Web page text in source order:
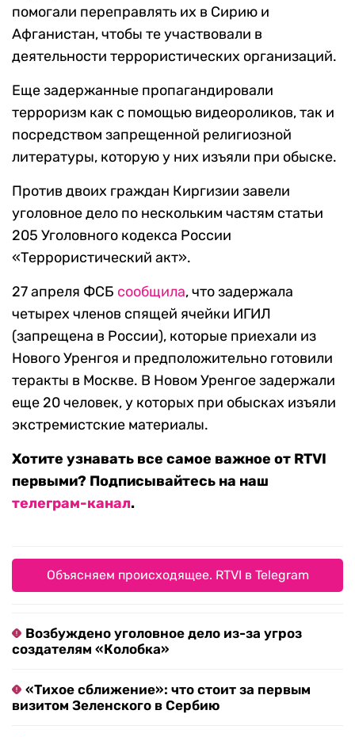
помогали переправлять их в Сирию и
Афганистан, чтобы те участвовали в
деятельности террористических организаций.
Еще задержанные пропагандировали
терроризм как с помощью видеороликов, так и
посредством запрещенной религиозной
литературы, которую у них изъяли при обыске.
Против двоих граждан Киргизии завели
уголовное дело по нескольким частям статьи
205 Уголовного кодекса России
«Террористический акт».
27 апреля ФСБ сообщила, что задержала
четырех членов спящей ячейки ИГИЛ
(запрещена в России), которые приехали из
Нового Уренгоя и предположительно готовили
теракты в Москве. В Новом Уренгое задержали
еще 20 человек, у которых при обысках изъяли
экстремистские материалы.
Хотите узнавать все самое важное от RTVI
первыми? Подписывайтесь на наш
телеграм-канал.
Объясняем происходящее. RTVI в Telegram
Возбуждено уголовное дело из-за угроз
создателям «Колобка»
«Тихое сближение»: что стоит за первым
визитом Зеленского в Сербию